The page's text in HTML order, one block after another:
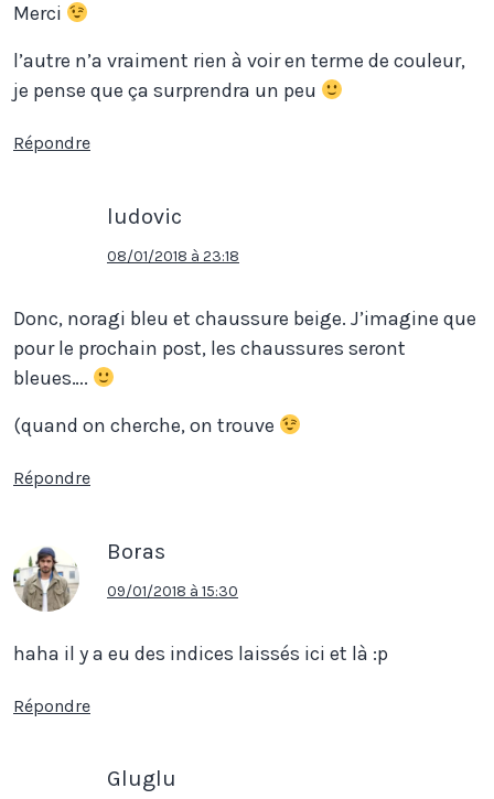
Merci
l’autre n’a vraiment rien à voir en terme de couleur,
je pense que ça surprendra un peu
Répondre
ludovic
08/01/2018 à 23:18
Donc, noragi bleu et chaussure beige. J’imagine que
pour le prochain post, les chaussures seront
bleues….
(quand on cherche, on trouve
Répondre
Boras
09/01/2018 à 15:30
haha il y a eu des indices laissés ici et là :p
Répondre
Gluglu